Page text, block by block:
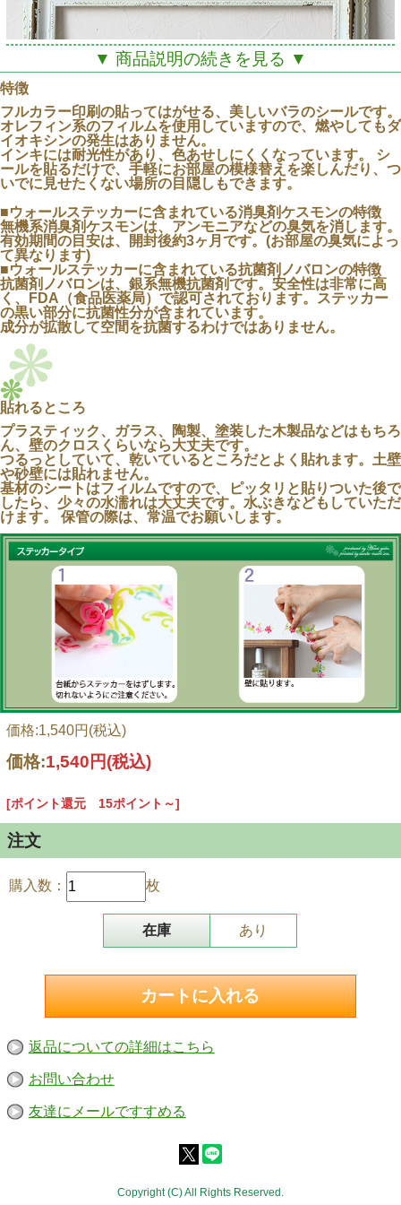
池端禎三が描く美しいバラが消臭抗菌シリーズに登場
台紙からはがして貼るだけ！
美しいフルカラー印刷です
▼ 商品説明の続きを見る ▼
特徴
フルカラー印刷の貼ってはがせる、美しいバラのシールです。
オレフィン系のフィルムを使用していますので、燃やしてもダ
イオキシンの発生はありません。
インキには耐光性があり、色あせしにくくなっています。 シ
ールを貼るだけで、手軽にお部屋の模様替えを楽しんだり、つ
いでに見せたくない場所の目隠しもできます。
■ウォールステッカーに含まれている消臭剤ケスモンの特徴
無機系消臭剤ケスモンは、アンモニアなどの臭気を消します。
有効期間の目安は、開封後約3ヶ月です。(お部屋の臭気によっ
て異なります)
■ウォールステッカーに含まれている抗菌剤ノバロンの特徴
抗菌剤ノバロンは、銀系無機抗菌剤です。安全性は非常に高
く、FDA（食品医薬局）で認可されております。ステッカー
の黒い部分に抗菌性分が含まれています。
成分が拡散して空間を抗菌するわけではありません。
貼れるところ
プラスティック、ガラス、陶製、塗装した木製品などはもちろ
ん、壁のクロスくらいなら大丈夫です。
つるっとしていて、乾いているところだとよく貼れます。土壁
や砂壁には貼れません。
基材のシートはフィルムですので、ピッタリと貼りついた後で
したら、少々の水濡れは大丈夫です。水ぶきなどもしていただ
けます。 保管の際は、常温でお願いします。
価格:1,540円(税込)
価格:1,540円(税込)
[ポイント還元 15ポイント～]
注文
購入数： 枚
在庫 あり
返品についての詳細はこちら
お問い合わせ
友達にメールですすめる
Copyright (C) All Rights Reserved.